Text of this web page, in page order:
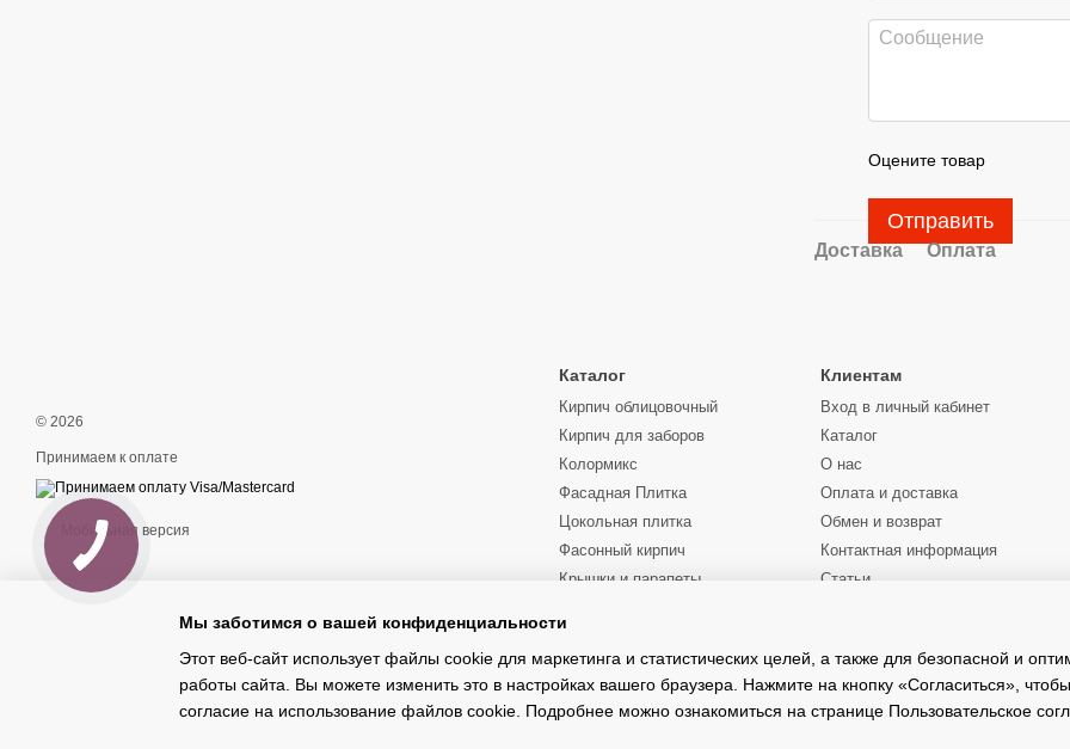
Оцените товар
Отправить
Доставка Оплата
© 2026
Принимаем к оплате
Мобильная версия
Каталог
Кирпич облицовочный
Кирпич для заборов
Колормикс
Фасадная Плитка
Цокольная плитка
Фасонный кирпич
Крышки и парапеты
Киевская область
Клиентам
Вход в личный кабинет
Каталог
О нас
Оплата и доставка
Обмен и возврат
Контактная информация
Статьи
Мы заботимся о вашей конфиденциальности
Этот веб-сайт использует файлы cookie для маркетинга и статистических целей, а также для безопасной и
работы сайта. Вы можете изменить это в настройках вашего браузера. Нажмите на кнопку «Согласиться»,
согласие на использование файлов cookie. Подробнее можно ознакомиться на странице Пользовательское